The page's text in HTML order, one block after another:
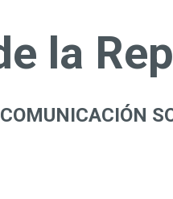
la